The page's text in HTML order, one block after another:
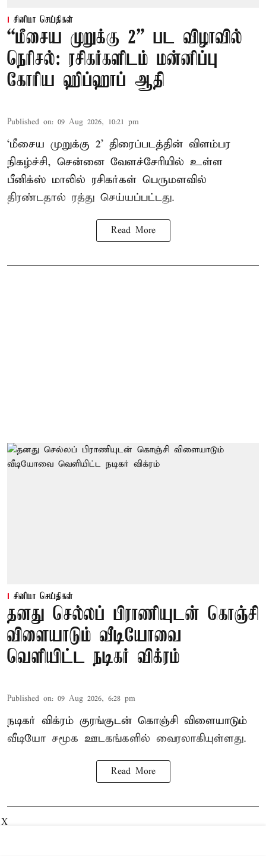
சினிமா செய்திகள்
“மீசைய முறுக்கு 2” பட விழாவில்
நெரிசல்: ரசிகர்களிடம் மன்னிப்பு
கோரிய ஹிப்ஹாப் ஆதி
Published on: 09 Aug 2026, 10:21 pm
‘மீசைய முறுக்கு 2’ திரைப்படத்தின் விளம்பர
நிகழ்ச்சி, சென்னை வேளச்சேரியில் உள்ள
பீனிக்ஸ் மாலில் ரசிகர்கள் பெருமளவில்
திரண்டதால் ரத்து செய்யப்பட்டது.
Read More
சினிமா செய்திகள்
தனது செல்லப் பிராணியுடன் கொஞ்சி
விளையாடும் வீடியோவை
வெளியிட்ட நடிகர் விக்ரம்
Published on: 09 Aug 2026, 6:28 pm
நடிகர் விக்ரம் குரங்குடன் கொஞ்சி விளையாடும்
வீடியோ சமூக ஊடகங்களில் வைரலாகியுள்ளது.
Read More
X